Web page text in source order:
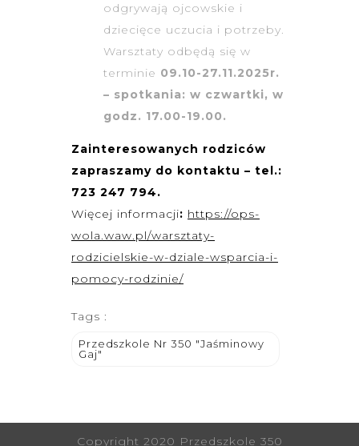
odgrywają ojcowskie i
dziecięce uczucia i potrzeby.
Warsztaty odbędą się w
terminie 09.10-27.11.2025r.
– spotkania: w czwartki, w
godz. 17.00-19.00.
Zainteresowanych rodziców
zapraszamy do kontaktu – tel.:
723 247 794.
Więcej informacji: https://ops-
wola.waw.pl/warsztaty-
rodzicielskie-w-dziale-wsparcia-i-
pomocy-rodzinie/
Tags :
Przedszkole Nr 350 "Jaśminowy
Gaj"
Copyright 2020 Przedszkole 350